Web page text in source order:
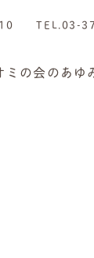
13-10 TEL.03-
ミの会のあゆ